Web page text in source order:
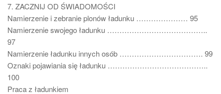
7. ZACZNIJ OD ŚWIADOMOŚCI
Namierzenie i zebranie plonów ładunku ………………… 95
Namierzenie swojego ładunku …………………………………..
97
Namierzenie ładunku innych osób ……………………………. 99
Oznaki pojawiania się ładunku …………………………………..
100
Praca z ładunkiem